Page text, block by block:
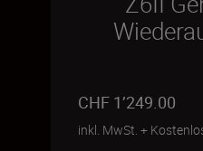
CHF 1’249.00
inkl. MwSt. +